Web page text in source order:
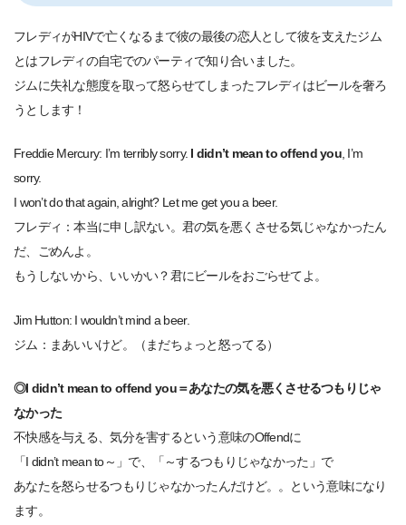
フレディがHIVで亡くなるまで彼の最後の恋人として彼を支えたジム
とはフレディの自宅でのパーティで知り合いました。
ジムに失礼な態度を取って怒らせてしまったフレディはビールを奢ろ
うとします！
Freddie Mercury: I’m terribly sorry. I didn’t mean to offend you, I’m
sorry.
I won’t do that again, alright? Let me get you a beer.
フレディ：本当に申し訳ない。君の気を悪くさせる気じゃなかったん
だ、ごめんよ。
もうしないから、いいかい？君にビールをおごらせてよ。
Jim Hutton: I wouldn’t mind a beer.
ジム：まあいいけど。（まだちょっと怒ってる）
◎I didn’t mean to offend you＝あなたの気を悪くさせるつもりじゃ
なかった
不快感を与える、気分を害するという意味のOffendに
「I didn’t mean to～」で、「～するつもりじゃなかった」で
あなたを怒らせるつもりじゃなかったんだけど。。という意味になり
ます。